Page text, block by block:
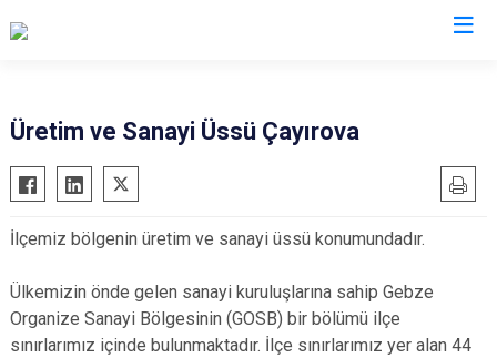
Gebze
Gölcük
Kandıra
Karamürsel
Körfez
Derince
Çayırova
İzmit
Kartepe
Üretim ve Sanayi Üssü Çayırova
İlçemiz bölgenin üretim ve sanayi üssü konumundadır.
Ülkemizin önde gelen sanayi kuruluşlarına sahip Gebze
Organize Sanayi Bölgesinin (GOSB) bir bölümü ilçe
sınırlarımız içinde bulunmaktadır. İlçe sınırlarımız yer alan 44